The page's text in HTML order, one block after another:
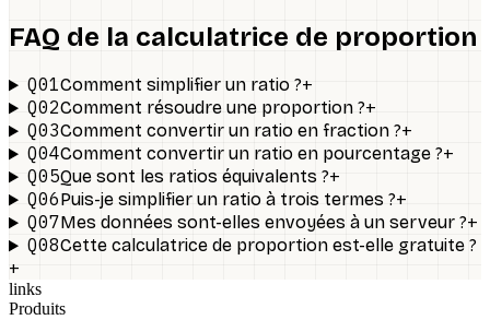
FAQ de la calculatrice de proportion
Q01Comment simplifier un ratio ?+
Q02Comment résoudre une proportion ?+
Q03Comment convertir un ratio en fraction ?+
Q04Comment convertir un ratio en pourcentage ?+
Q05Que sont les ratios équivalents ?+
Q06Puis-je simplifier un ratio à trois termes ?+
Q07Mes données sont-elles envoyées à un serveur ?+
Q08Cette calculatrice de proportion est-elle gratuite ?
+
links
Produits